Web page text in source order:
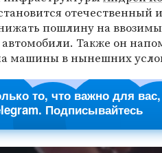
отечественный
пошлину на
Также он
машины в нынешних
то, что важно для
Подписывайтесь